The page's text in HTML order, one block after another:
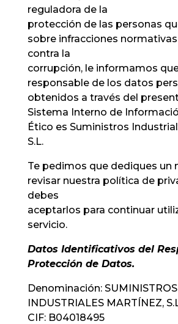
reguladora de la
protección de las personas
sobre infracciones
contra la
corrupción, le informamos
responsable de los datos
obtenidos a través del
Sistema Interno de
Ético es Suministros
S.L.
Te pedimos que dediques un
revisar nuestra política de
debes
aceptarlos para continuar
servicio.
Datos Identificativos del
Protección de Datos.
Denominación: SUMINISTROS
INDUSTRIALES MARTÍNEZ,
CIF: B04018495